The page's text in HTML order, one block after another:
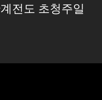
전도 초청주일